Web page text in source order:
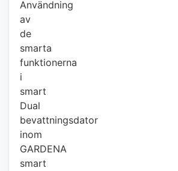
Användning
av
de
smarta
funktionerna
i
smart
Dual
bevattningsdator
inom
GARDENA
smart